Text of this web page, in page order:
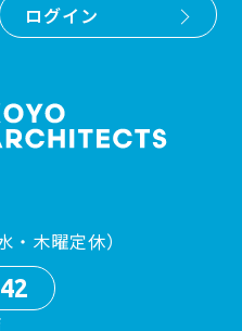
ログイン
木曜定休）